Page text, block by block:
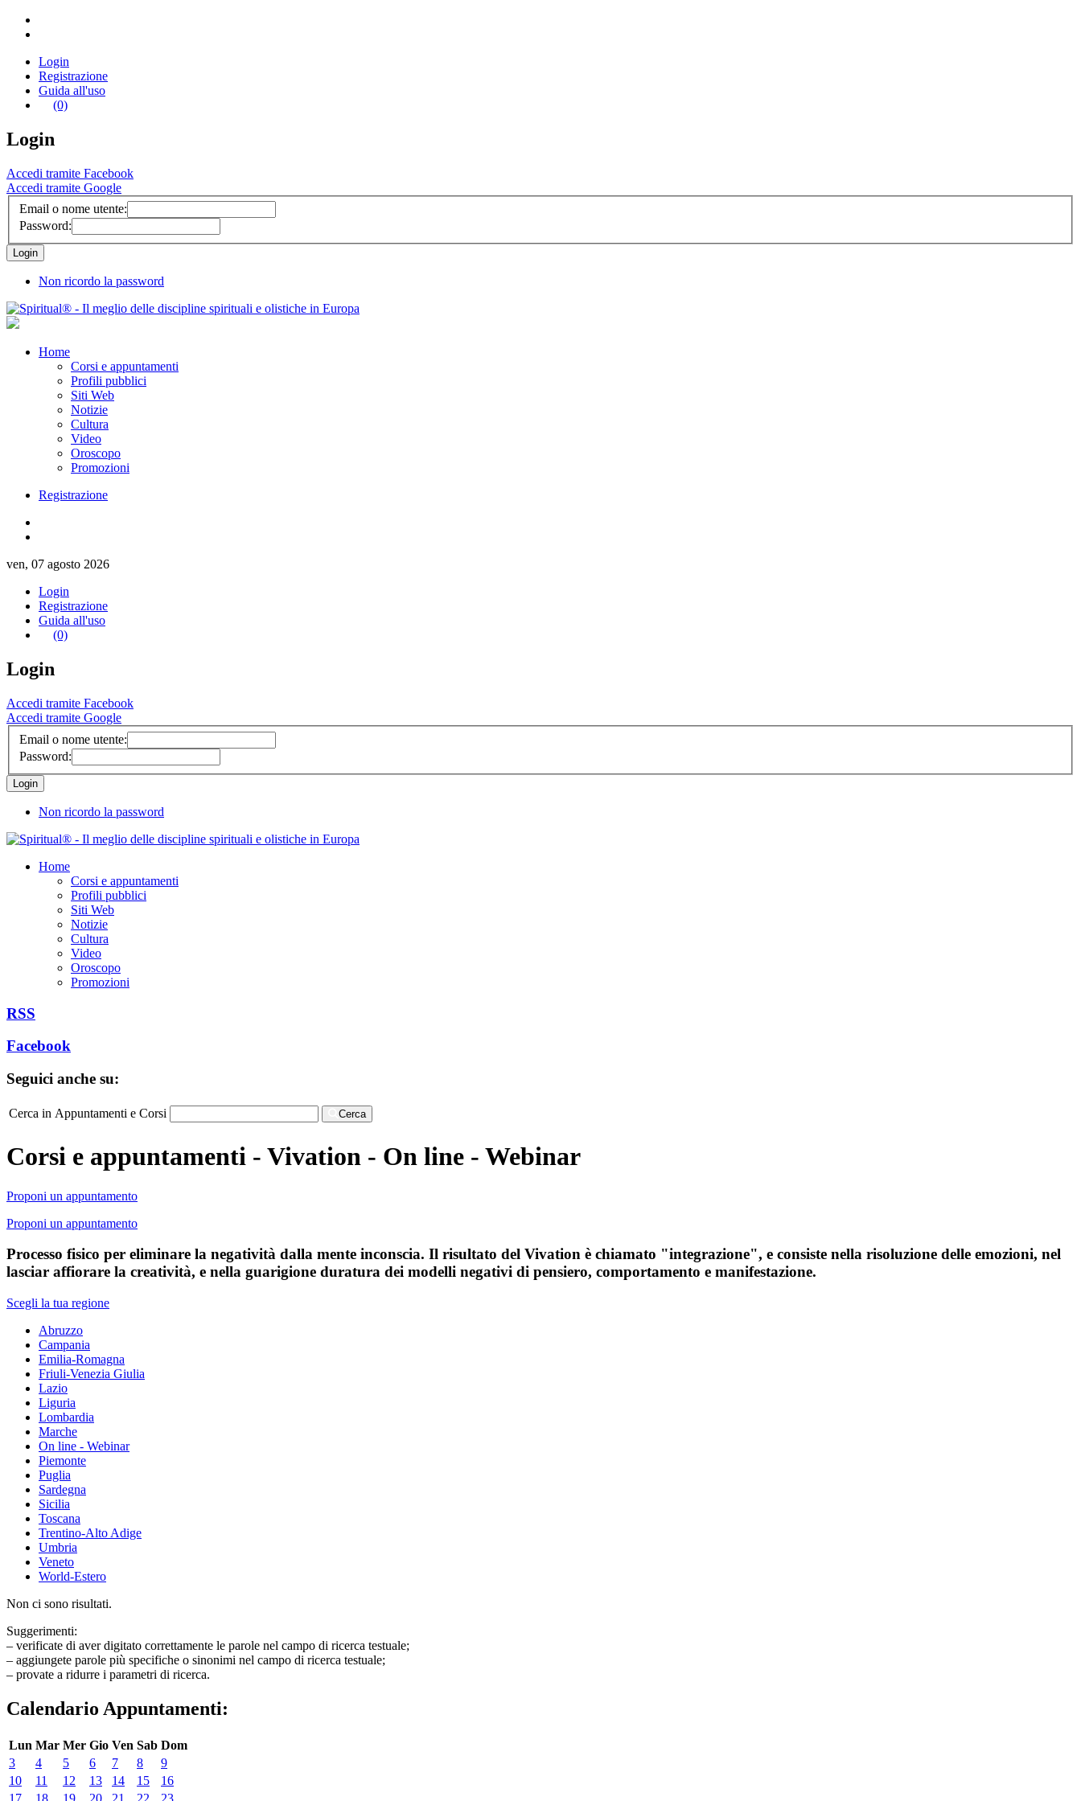
Login
Registrazione
Guida all'uso
(0)
Login
Accedi tramite Facebook
Accedi tramite Google
Email o nome utente:
Password:
Non ricordo la password
Home
Corsi e appuntamenti
Profili pubblici
Siti Web
Notizie
Cultura
Video
Oroscopo
Promozioni
Registrazione
ven, 07 agosto 2026
Login
Registrazione
Guida all'uso
(0)
Login
Accedi tramite Facebook
Accedi tramite Google
Email o nome utente:
Password:
Non ricordo la password
Home
Corsi e appuntamenti
Profili pubblici
Siti Web
Notizie
Cultura
Video
Oroscopo
Promozioni
RSS
Facebook
Seguici anche su:
Cerca in Appuntamenti e Corsi Cerca
Corsi e appuntamenti - Vivation - On line - Webinar
Proponi un appuntamento
Proponi un appuntamento
Processo fisico per eliminare la negatività dalla mente inconscia. Il risultato del Vivation è chiamato "integrazione", e consiste nella risoluzione delle emozioni, nel
lasciar affiorare la creatività, e nella guarigione duratura dei modelli negativi di pensiero, comportamento e manifestazione.
Scegli la tua regione
Abruzzo
Campania
Emilia-Romagna
Friuli-Venezia Giulia
Lazio
Liguria
Lombardia
Marche
On line - Webinar
Piemonte
Puglia
Sardegna
Sicilia
Toscana
Trentino-Alto Adige
Umbria
Veneto
World-Estero
Non ci sono risultati.
Suggerimenti:
– verificate di aver digitato correttamente le parole nel campo di ricerca testuale;
– aggiungete parole più specifiche o sinonimi nel campo di ricerca testuale;
– provate a ridurre i parametri di ricerca.
Calendario Appuntamenti:
Lun Mar Mer Gio Ven Sab Dom
3
4 5 6 7 8
9
10
11 12 13 14 15
16
17
18 19 20 21 22 23